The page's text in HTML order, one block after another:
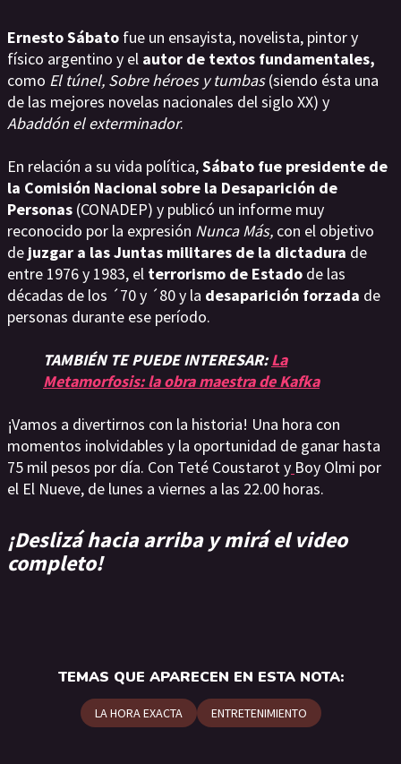
Ernesto Sábato fue un ensayista, novelista, pintor y
físico argentino y el autor de textos fundamentales,
como El túnel, Sobre héroes y tumbas(siendo ésta una
de las mejores novelas nacionales del siglo XX) y
Abaddón el exterminador.
En relación a su vida política,Sábato fue presidente de
la Comisión Nacional sobre la Desaparición de
Personas (CONADEP) y publicó un informe muy
reconocido por la expresión Nunca Más, con el objetivo
de juzgar a las Juntas militares de la dictadura de
entre 1976 y 1983, el terrorismo de Estado de las
décadas de los ´70 y ´80 y la desaparición forzada de
personas durante ese período.
TAMBIÉN TE PUEDE INTERESAR:La
Metamorfosis: la obra maestra de Kafka
¡Vamos a divertirnos con la historia! Una hora con
momentos inolvidables y la oportunidad de ganar hasta
75 mil pesos por día. Con Teté Coustarot y Boy Olmi por
el El Nueve, de lunes a viernes a las 22.00 horas.
¡Deslizá hacia arriba y mirá el video
completo!
TEMAS QUE APARECEN EN ESTA NOTA:
LA HORA EXACTA ENTRETENIMIENTO